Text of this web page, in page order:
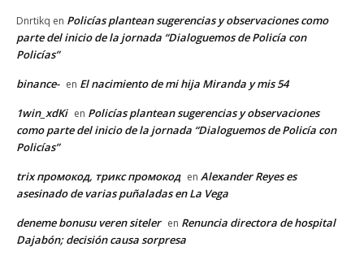
Dnrtikq en Policías plantean sugerencias y observaciones como
parte del inicio de la jornada “Dialoguemos de Policía con
Policías”
binance- en El nacimiento de mi hija Miranda y mis 54
1win_xdKi en Policías plantean sugerencias y observaciones
como parte del inicio de la jornada “Dialoguemos de Policía con
Policías”
trix промокод, трикс промокод en Alexander Reyes es
asesinado de varias puñaladas en La Vega
deneme bonusu veren siteler en Renuncia directora de hospital
Dajabón; decisión causa sorpresa